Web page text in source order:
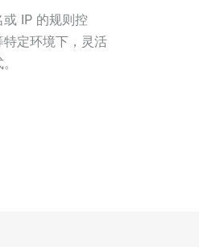
或 IP 的规则控
定环境下，灵活